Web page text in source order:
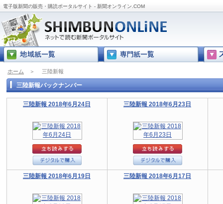
電子版新聞の販売・購読ポータルサイト - 新聞オンライン.COM
ホーム ＞ 三陸新報
三陸新報バックナンバー
三陸新報 2018年6月24日 三陸新報 2018年6月23日
三陸新報 2018年6月19日 三陸新報 2018年6月17日